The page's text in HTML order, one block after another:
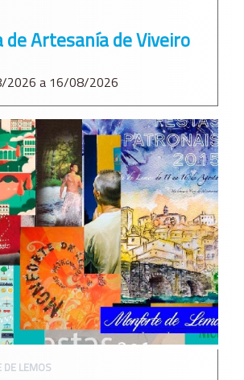
de Artesanía de Viveiro
2026 a 16/08/2026
LEMOS